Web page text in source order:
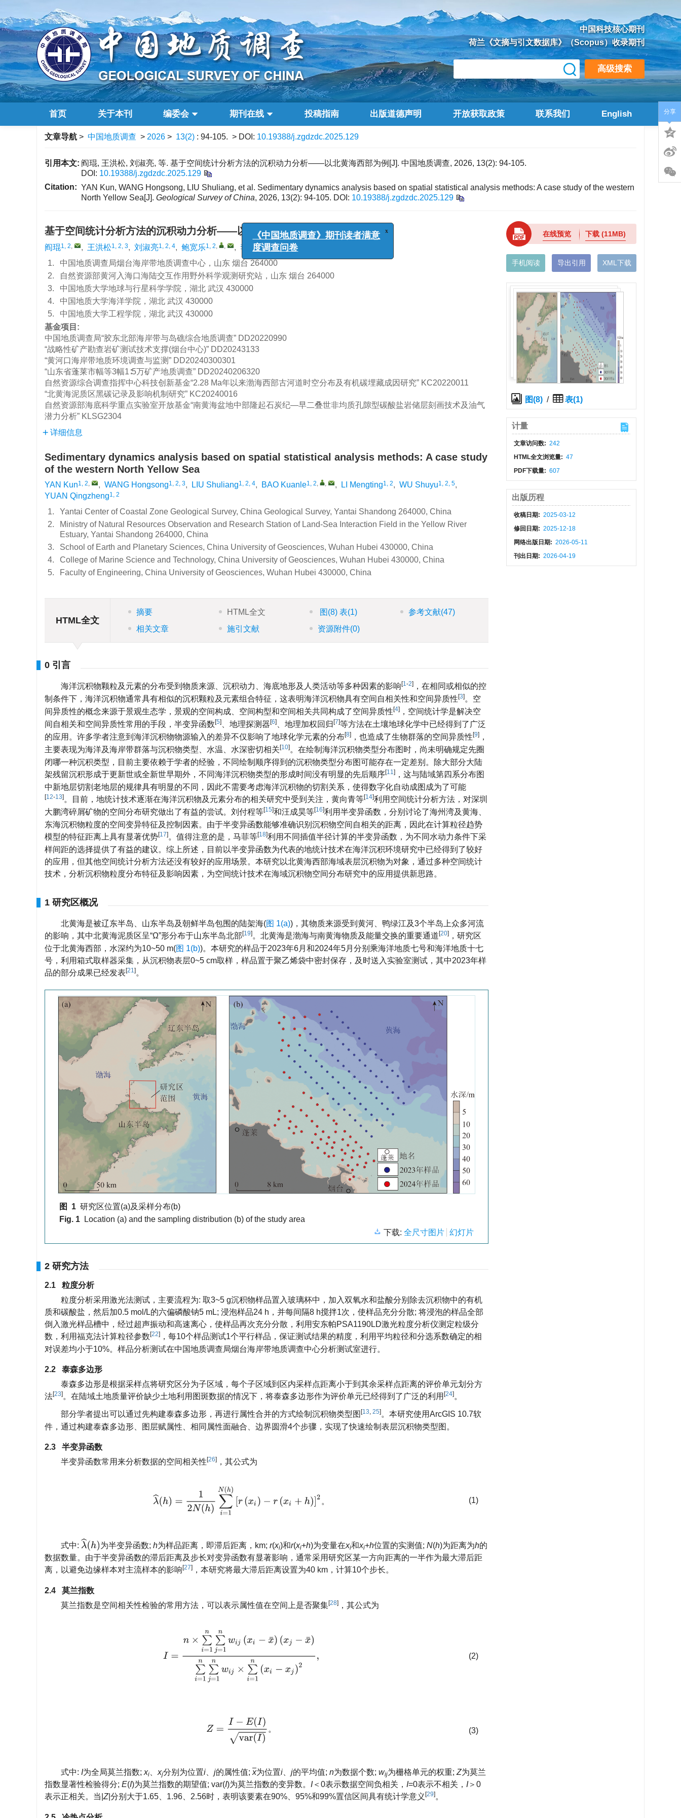
中国科技核心期刊
荷兰《文摘与引文数据库》（Scopus）收录期刊
高级搜索
首页 关于本刊 编委会 期刊在线 投稿指南 出版道德声明 开放获取政策 联系我们 English
文章导航 > 中国地质调查 > 2026 > 13(2) : 94-105. > DOI: 10.19388/j.zgdzdc.2025.129
引用本文: 阎琨, 王洪松, 刘淑亮, 等. 基于空间统计分析方法的沉积动力分析——以北黄海西部为例[J]. 中国地质调查, 2026, 13(2): 94-105.
DOI: 10.19388/j.zgdzdc.2025.129
Citation: YAN Kun, WANG Hongsong, LIU Shuliang, et al. Sedimentary dynamics analysis based on spatial statistical analysis methods: A case study of the western
North Yellow Sea[J]. Geological Survey of China, 2026, 13(2): 94-105. DOI: 10.19388/j.zgdzdc.2025.129
基于空间统计分析方法的沉积动力分析——以北黄海西部为例
阎琨1, 2, , 王洪松1, 2, 3, 刘淑亮1, 2, 4, 鲍宽乐1, 2, , , 李梦婷1, 2, 吴淑玉
1.
中国地质调查局烟台海岸带地质调查中心，山东 烟台 264000
2.
自然资源部黄河入海口海陆交互作用野外科学观测研究站，山东 烟台 264000
3.
中国地质大学地球与行星科学学院，湖北 武汉 430000
4.
中国地质大学海洋学院，湖北 武汉 430000
5.
中国地质大学工程学院，湖北 武汉 430000
基金项目:
中国地质调查局“胶东北部海岸带与岛礁综合地质调查” DD20220990
“战略性矿产勘查岩矿测试技术支撑(烟台中心)” DD20243133
“黄河口海岸带地质环境调查与监测” DD20240300301
“山东省蓬莱市幅等3幅1∶5万矿产地质调查” DD20240206320
自然资源综合调查指挥中心科技创新基金“2.28 Ma年以来渤海西部古河道时空分布及有机碳埋藏成因研究” KC20220011
“北黄海泥质区黑碳记录及影响机制研究” KC20240016
自然资源部海底科学重点实验室开放基金“南黄海盆地中部隆起石炭纪—早二叠世非均质孔隙型碳酸盐岩储层刻画技术及油气
潜力分析” KLSG2304
详细信息
Sedimentary dynamics analysis based on spatial statistical analysis methods: A case study
of the western North Yellow Sea
YAN Kun1, 2, , WANG Hongsong1, 2, 3, LIU Shuliang1, 2, 4, BAO Kuanle1, 2, , , LI Mengting1, 2, WU Shuyu1, 2, 5,
YUAN Qingzheng1, 2
1.
Yantai Center of Coastal Zone Geological Survey, China Geological Survey, Yantai Shandong 264000, China
2.
Ministry of Natural Resources Observation and Research Station of Land-Sea Interaction Field in the Yellow River
Estuary, Yantai Shandong 264000, China
3.
School of Earth and Planetary Sciences, China University of Geosciences, Wuhan Hubei 430000, China
4.
College of Marine Science and Technology, China University of Geosciences, Wuhan Hubei 430000, China
5.
Faculty of Engineering, China University of Geosciences, Wuhan Hubei 430000, China
HTML全文
摘要 HTML全文 图 (8) 表(1) 参考文献(47)
相关文章
施引文献 资源附件(0)
0 引言
海洋沉积物颗粒及元素的分布受到物质来源、沉积动力、海底地形及人类活动等多种因素的影响 [1-2] ，在相同或相似的控
制条件下，海洋沉积物通常具有相似的沉积颗粒及元素组合特征，这表明海洋沉积物具有空间自相关性和空间异质性 [3] 。空
间异质性的概念来源于景观生态学，景观的空间构成、空间构型和空间相关共同构成了空间异质性 [4] ，空间统计学是解决空
间自相关和空间异质性常用的手段，半变异函数 [5] 、地理探测器 [6] 、地理加权回归 [7]等方法在土壤地球化学中已经得到了广泛
的应用。许多学者注意到海洋沉积物物源输入的差异不仅影响了地球化学元素的分布[8] ，也造成了生物群落的空间异质性 [9] ，
主要表现为海洋及海岸带群落与沉积物类型、水温、水深密切相关 [10] 。在绘制海洋沉积物类型分布图时，尚未明确规定先圈
闭哪一种沉积类型，目前主要依赖于学者的经验，不同绘制顺序得到的沉积物类型分布图可能存在一定差别。除大部分大陆
架残留沉积形成于更新世或全新世早期外，不同海洋沉积物类型的形成时间没有明显的先后顺序[11] ，这与陆域第四系分布图
中新地层切割老地层的规律具有明显的不同，因此不需要考虑海洋沉积物的切割关系，使得数字化自动成图成为了可能
[12-13] 。目前，地统计技术逐渐在海洋沉积物及元素分布的相关研究中受到关注，黄向青等[14]利用空间统计分析方法，对深圳
大鹏湾碎屑矿物的空间分布研究做出了有益的尝试。刘付程等[15]和汪成昊等[16]利用半变异函数，分别讨论了海州湾及黄海、
东海沉积物粒度的空间变异特征及控制因素。由于半变异函数能够准确识别沉积物空间自相关的距离，因此在计算粒径趋势
模型的特征距离上具有显著优势[17] 。值得注意的是，马菲等[18]利用不同插值半径计算的半变异函数，为不同水动力条件下采
样间距的选择提供了有益的建议。综上所述，目前以半变异函数为代表的地统计技术在海洋沉积环境研究中已经得到了较好
的应用，但其他空间统计分析方法还没有较好的应用场景。本研究以北黄海西部海域表层沉积物为对象，通过多种空间统计
技术，分析沉积物粒度分布特征及影响因素，为空间统计技术在海域沉积物空间分布研究中的应用提供新思路。
1 研究区概况
北黄海是被辽东半岛、山东半岛及朝鲜半岛包围的陆架海(图 1(a))，其物质来源受到黄河、鸭绿江及3个半岛上众多河流
的影响，其中北黄海泥质区呈“Ω”形分布于山东半岛北部 [19] 。北黄海是渤海与南黄海物质及能量交换的重要通道 [20] ，研究区
位于北黄海西部，水深约为10~50 m(图 1(b))。本研究的样品于2023年6月和2024年5月分别乘海洋地质七号和海洋地质十七
号，利用箱式取样器采集，从沉积物表层0~5 cm取样，样品置于聚乙烯袋中密封保存，及时送入实验室测试，其中2023年样
品的部分成果已经发表 [21] 。
图 1 研究区位置(a)及采样分布(b)
Fig. 1
Location (a) and the sampling distribution (b) of the study area
下载: 全尺寸图片 幻灯片
2 研究方法
2.1 粒度分析
粒度分析采用激光法测试，主要流程为: 取3~5 g沉积物样品置入玻璃杯中，加入双氧水和盐酸分别除去沉积物中的有机
质和碳酸盐，然后加0.5 mol/L的六偏磷酸钠5 mL; 浸泡样品24 h，并每间隔8 h搅拌1次，使样品充分分散; 将浸泡的样品全部
倒入激光样品槽中，经过超声振动和高速离心，使样品再次充分分散，利用安东帕PSA1190LD激光粒度分析仪测定粒级分
数，利用福克法计算粒径参数[22] ，每10个样品测试1个平行样品，保证测试结果的精度，利用平均粒径和分选系数确定的相
对误差均小于10%。样品分析测试在中国地质调查局烟台海岸带地质调查中心分析测试室进行。
2.2 泰森多边形
泰森多边形是根据采样点将研究区分为子区域，每个子区域到区内采样点距离小于到其余采样点距离的评价单元划分方
法[23]。在陆域土地质量评价缺少土地利用图斑数据的情况下，将泰森多边形作为评价单元已经得到了广泛的利用 [24]。
部分学者提出可以通过先构建泰森多边形，再进行属性合并的方式绘制沉积物类型图 [13 25]。本研究使用ArcGIS 10.7软
件，通过构建泰森多边形、图层赋属性、相同属性面融合、边界圆滑4个步骤，实现了快速绘制表层沉积物类型图。
2.3 半变异函数
半变异函数常用来分析数据的空间相关性[26] ，其公式为
。
12 )∑i=1
(1)
式中: λ^(h) 为半变异函数;h为样品距离，即滞后距离，km;r(xi)和r(xi+h)为变量在xi和xi+h位置的实测值;N(h)为距离为h的
数据数量。由于半变异函数的滞后距离及步长对变异函数有显著影响，通常采用研究区某一方向距离的一半作为最大滞后距
离，以避免边缘样本对主流样本的影响[27] ，本研究将最大滞后距离设置为40 km，计算10个步长。
2.4 莫兰指数
莫兰指数是空间相关性检验的常用方法，可以表示属性值在空间上是否聚集[28] ，其公式为
∑j= nw
(2)
。
E (I)var( )。
(3)
式中: I为全局莫兰指数; xi xj分别为位置i j的属性值; x为位置i j的平均值; n为数据个数; wij为栅格单元的权重; Z为莫兰
指数显著性检验得分; E(I)为莫兰指数的期望值; var(I)为莫兰指数的变异数。 I＜0表示数据空间负相关， I=0表示不相关， I＞0
表示正相关。当| Z|分别大于1.65、1.96、2.56时，表明该要素在90%、95%和99%置信区间具有统计学意义 [29]。
在线预览 下载(11MB)
手机阅读 导出引用 XML下载
图(8) / 表(1)
计量
文章访问数: 242
HTML全文浏览量: 47
PDF下载量: 607
出版历程
收稿日期: 2025-03-12
修回日期: 2025-12-18
网络出版日期: 2026-05-11
刊出日期: 2026-04-19
分享
《中国地质调查》期刊读者满意